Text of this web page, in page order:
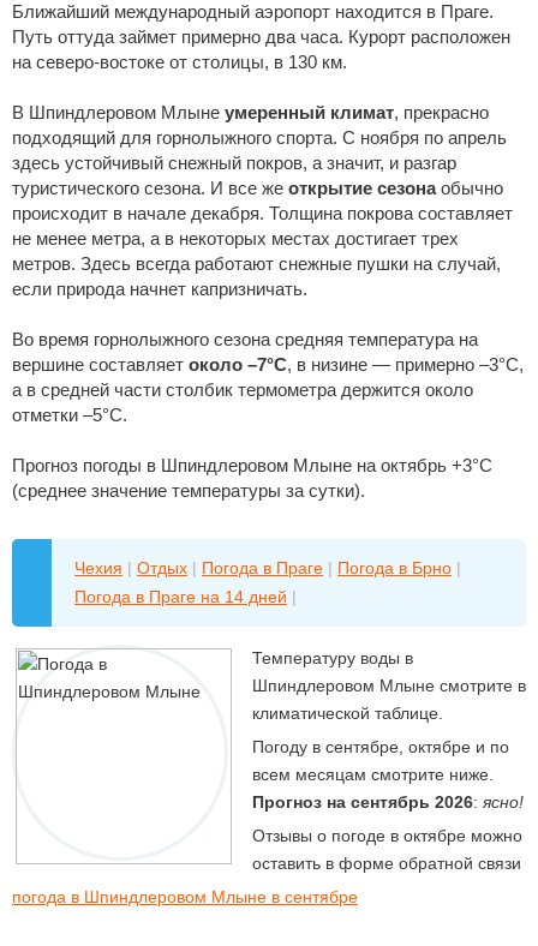
Ближайший международный аэропорт находится в Праге.
Путь оттуда займет примерно два часа. Курорт расположен
на северо-востоке от столицы, в 130 км.
В Шпиндлеровом Млыне умеренный климат, прекрасно
подходящий для горнолыжного спорта. С ноября по апрель
здесь устойчивый снежный покров, а значит, и разгар
туристического сезона. И все же открытие сезонаобычно
происходит в начале декабря. Толщина покрова составляет
не менее метра, а в некоторых местах достигает трех
метров. Здесь всегда работают снежные пушки на случай,
если природа начнет капризничать.
Во время горнолыжного сезона средняя температура на
вершине составляет около –7°С, в низине — примерно –3°С,
а в средней части столбик термометра держится около
отметки –5°С.
Прогноз погоды в Шпиндлеровом Млыне на октябрь +3°C
(среднее значение температуры за сутки).
Чехия | Отдых | Погода в Праге | Погода в Брно |
Погода в Праге на 14 дней |
Температуру воды в
Шпиндлеровом Млыне смотрите в
климатической таблице.
Погоду в сентябре, октябре и по
всем месяцам смотрите ниже.
Прогноз на сентябрь 2026: ясно!
Отзывы о погоде в октябре можно
оставить в форме обратной связи
погода в Шпиндлеровом Млыне в сентябре